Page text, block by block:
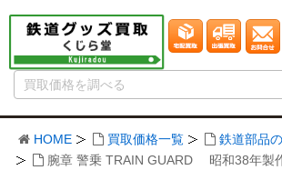
HOME 買取価格一覧
鉄道部品
腕章 警乗 TRAIN GUARD 昭和38年製